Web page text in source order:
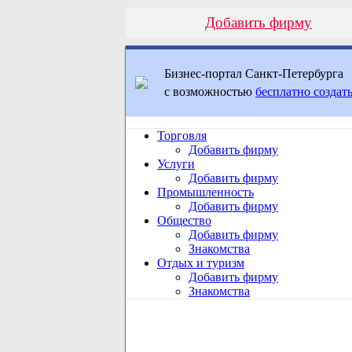
Добавить фирму
Бизнес-портал Санкт-Петербурга
с возможностью бесплатно
Торговля
Добавить фирму
Услуги
Добавить фирму
Промышленность
Добавить фирму
Общество
Добавить фирму
Знакомства
Отдых и туризм
Добавить фирму
Знакомства